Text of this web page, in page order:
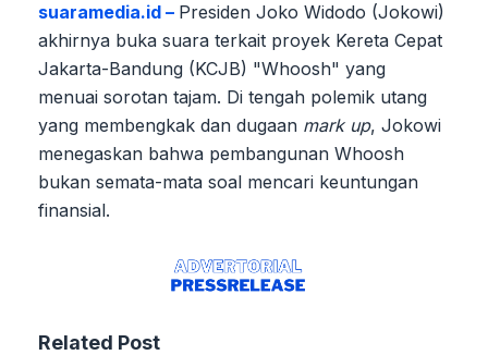
suaramedia.id – Presiden Joko Widodo (Jokowi)
akhirnya buka suara terkait proyek Kereta Cepat
Jakarta-Bandung (KCJB) "Whoosh" yang
menuai sorotan tajam. Di tengah polemik utang
yang membengkak dan dugaan mark up, Jokowi
menegaskan bahwa pembangunan Whoosh
bukan semata-mata soal mencari keuntungan
finansial.
Related Post